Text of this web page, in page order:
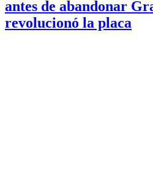
antes de abandonar
revolucionó la placa